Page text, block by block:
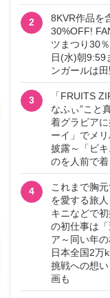
2
8KVR作品を
30%OFF!
ツまつり30
日(水)朝9:59
ンガールは
3
「FRUITS
なふぃ”こと
着グラビア
ーイ」でメ
披露～「ビ
のを人前で着
4
これまで胸
を愛する旅
キニなどで
の初仕事は
ア～同い年
日本全国2万
挑戦への想
画も